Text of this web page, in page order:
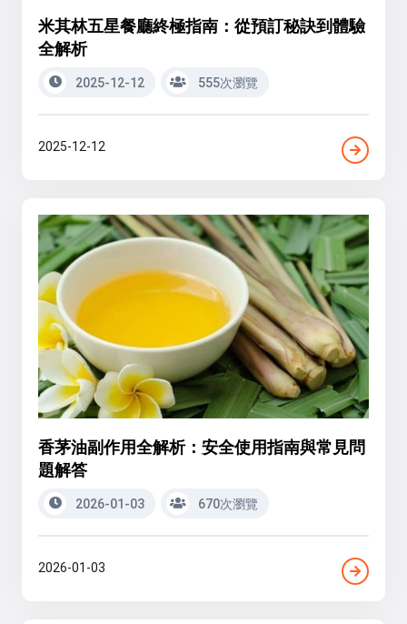
米其林五星餐廳終極指南：從預訂秘訣到體驗
全解析
2025-12-12 555次瀏覽
2025-12-12
香茅油副作用全解析：安全使用指南與常見問
題解答
2026-01-03 670次瀏覽
2026-01-03